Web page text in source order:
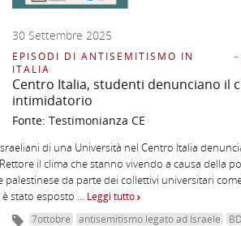
30 Settembre 2025
EPISODI DI ANTISEMITISMO IN
ITALIA
–
Centro Italia, studenti denunciano il
intimidatorio
Fonte: Testimonianza CE
di una Università nel Centro Italia
il clima che stanno vivendo a causa della
palestinese da parte dei collettivi universitari
stato esposto … Leggi tutto
7ottobre antisemitismo legato ad Israele